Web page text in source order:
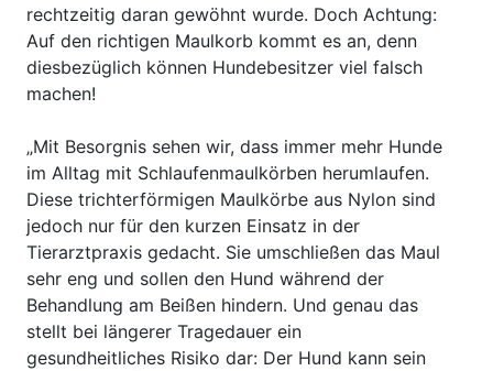
rechtzeitig daran gewöhnt wurde. Doch Achtung:
Auf den richtigen Maulkorb kommt es an, denn
diesbezüglich können Hundebesitzer viel falsch
machen!
„Mit Besorgnis sehen wir, dass immer mehr Hunde
im Alltag mit Schlaufenmaulkörben herumlaufen.
Diese trichterförmigen Maulkörbe aus Nylon sind
jedoch nur für den kurzen Einsatz in der
Tierarztpraxis gedacht. Sie umschließen das Maul
sehr eng und sollen den Hund während der
Behandlung am Beißen hindern. Und genau das
stellt bei längerer Tragedauer ein
gesundheitliches Risiko dar: Der Hund kann sein